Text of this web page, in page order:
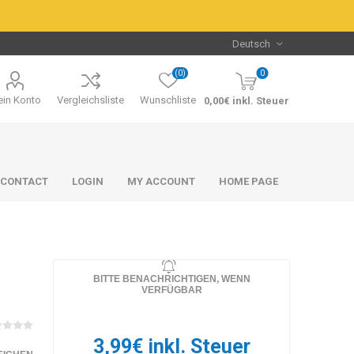
Konto Vergleichsliste Wunschliste
(0) 0
0,00€ inkl. Steuer
CONTACT LOGIN MY ACCOUNT HOME PAGE
BITTE BENACHRICHTIGEN, WENN
VERFÜGBAR
3,99€ inkl. Steuer